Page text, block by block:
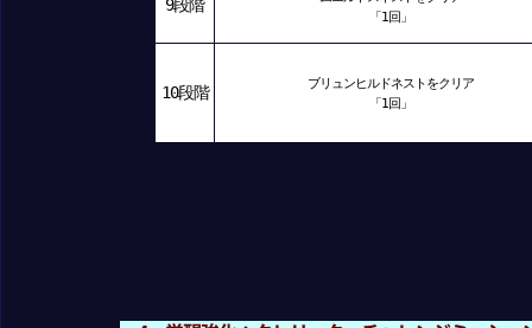
9段階
「1回」
10段階
ブリュンヒルドネストをクリア
「1回」